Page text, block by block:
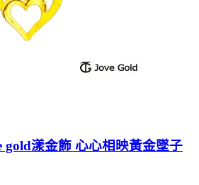
gold漾金飾 心心相映黃金墜子